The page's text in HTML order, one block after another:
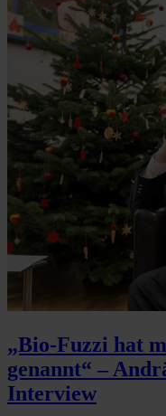
„Bio-Fuzzi hat
genannt“ –
Interview